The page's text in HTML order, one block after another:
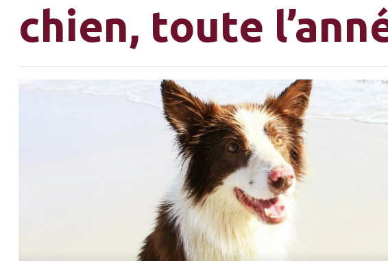
chien, toute